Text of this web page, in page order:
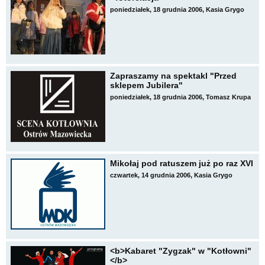
poniedziałek, 18 grudnia 2006, Kasia Grygo
Zapraszamy na spektakl "Przed
sklepem Jubilera"
poniedziałek, 18 grudnia 2006, Tomasz Krupa
Mikołaj pod ratuszem już po raz XVI
czwartek, 14 grudnia 2006, Kasia Grygo
<b>Kabaret "Zygzak" w "Kotłowni"
</b>